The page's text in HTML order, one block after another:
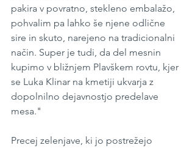
pakira v povratno, stekleno embalažo,
pohvalim pa lahko še njene odlične
sire in skuto, narejeno na tradicionalni
način. Super je tudi, da del mesnin
kupimo v bližnjem Plavškem rovtu, kjer
se Luka Klinar na kmetiji ukvarja z
dopolnilno dejavnostjo predelave
mesa."
Precej zelenjave, ki jo postrežejo